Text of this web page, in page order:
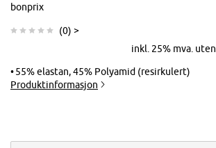
bonprix
(0) >
inkl. 25% mva. uten
55% elastan, 45% Polyamid (resirkulert)
Produktinformasjon